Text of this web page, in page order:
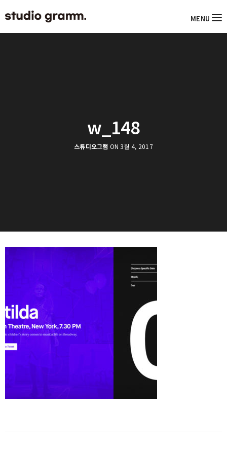
MENU
w_148
스튜디오그램 ON 3월 4, 2017